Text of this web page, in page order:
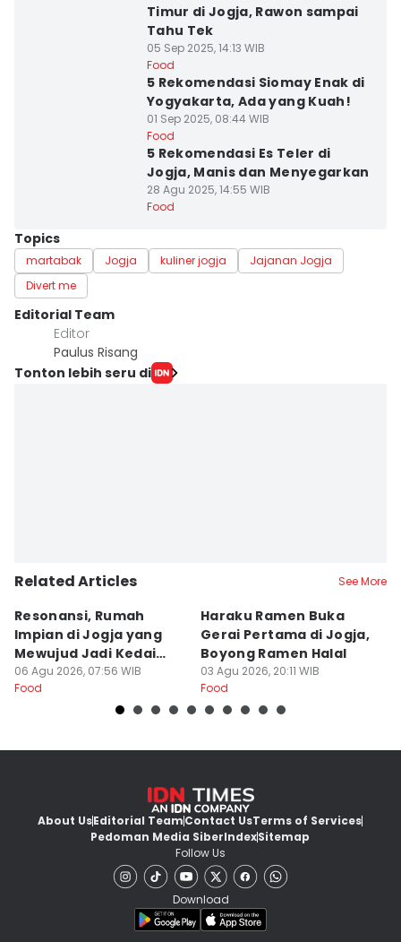
Timur di Jogja, Rawon sampai
Tahu Tek
05 Sep 2025, 14:13 WIB
Food
5 Rekomendasi Siomay Enak di
Yogyakarta, Ada yang Kuah!
01 Sep 2025, 08:44 WIB
Food
5 Rekomendasi Es Teler di
Jogja, Manis dan Menyegarkan
28 Agu 2025, 14:55 WIB
Food
Topics
martabak Jogja kuliner jogja
Jajanan Jogja
Divert me
Editorial Team
Editor
Paulus Risang
Tonton lebih seru di
Related Articles See More
Resonansi, Rumah
Impian di Jogja yang
Mewujud Jadi Kedai
Ramen dan Burger
06 Agu 2026, 07:56 WIB
Food
Haraku Ramen Buka
Gerai Pertama di Jogja,
Boyong Ramen Halal
03 Agu 2026, 20:11 WIB
Food
About UsEditorial TeamContact UsTerms of Services
Pedoman Media SiberIndexSitemap
Follow Us
Download